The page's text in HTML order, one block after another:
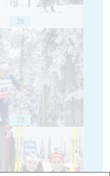
26
28